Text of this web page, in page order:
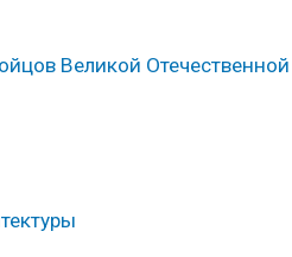
Великой